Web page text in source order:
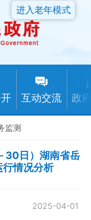
互动交流 政
进入老年模式
监测
30日）湖南省岳
行情况分析
2025-04-01